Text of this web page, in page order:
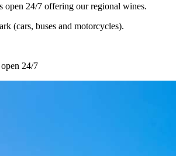
open 24/7 offering our regional wines.
(cars, buses and motorcycles).
24/7